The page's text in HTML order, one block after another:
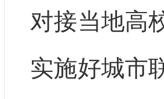
对接当地高
实施好城市